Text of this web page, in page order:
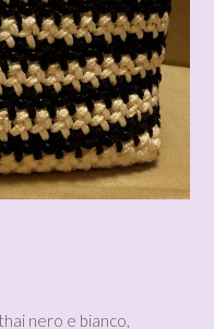
nero e bianco,